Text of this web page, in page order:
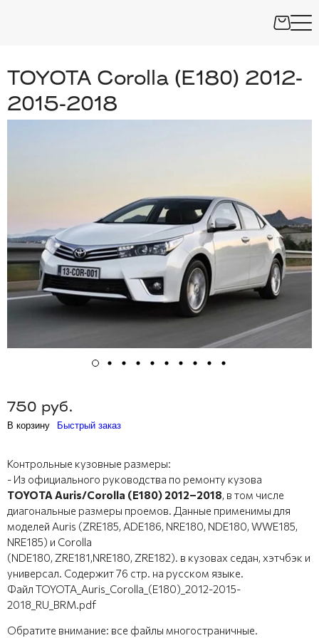
TOYOTA Corolla (E180) 2012-
2015-2018
750 руб.
В корзину Быстрый заказ
Контрольные кузовные размеры:
- Из официального руководства по ремонту кузова
TOYOTA Auris/Corolla (E180) 2012–2018, в том числе
диагональные размеры проемов. Данные применимы для
моделей Auris (ZRE185, ADE186, NRE180, NDE180, WWE185,
NRE185) и Corolla
(NDE180, ZRE181,NRE180, ZRE182). в кузовах седан, хэтчбэк и
универсал. Содержит 76 стр. на русском языке.
Файл TOYOTA_Auris_Corolla_(E180)_2012-2015-
2018_RU_BRM.pdf
Обратите внимание: все файлы многостраничные.